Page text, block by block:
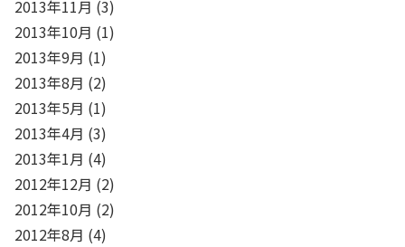
2013年11月 (3)
2013年10月 (1)
2013年9月 (1)
2013年8月 (2)
2013年5月 (1)
2013年4月 (3)
2013年1月 (4)
2012年12月 (2)
2012年10月 (2)
2012年8月 (4)